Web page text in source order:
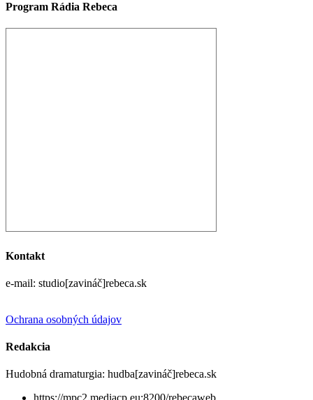
Program Rádia Rebeca
Kontakt
e-mail: studio[zavináč]rebeca.sk
Ochrana osobných údajov
Redakcia
Hudobná dramaturgia: hudba[zavináč]rebeca.sk